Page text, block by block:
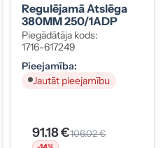
Regulējamā Atslēga
380MM 250/1ADP
Piegādātāja kods:
1716-617249
Pieejamība:
Jautāt pieejamību
91.18 €106.02 €